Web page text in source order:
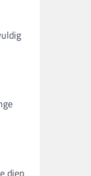
diep